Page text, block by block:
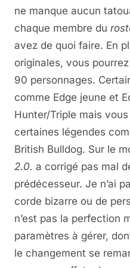
ne manque aucun
chaque membre du
avez de quoi faire. En
originales, vous
90 personnages.
comme Edge jeune et
Hunter/Triple mais
certaines légendes
British Bulldog. Sur le
2.0. a corrigé pas mal
prédécesseur. Je n’ai
corde bizarre ou de
n’est pas la perfection
paramètres à gérer,
le changement se